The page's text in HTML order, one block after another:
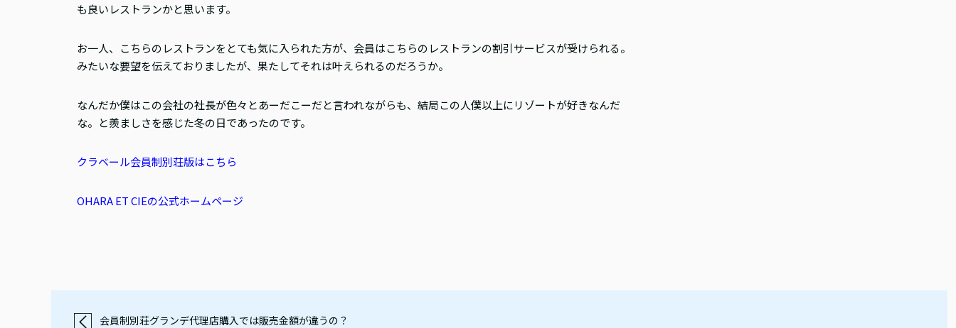
も良いレストランかと思います。
お一人、こちらのレストランをとても気に入られた方が、会員はこちらのレストランの割引サービスが受けられる。
みたいな要望を伝えておりましたが、果たしてそれは叶えられるのだろうか。
なんだか僕はこの会社の社長が色々とあーだこーだと言われながらも、結局この人僕以上にリゾートが好きなんだ
な。と羨ましさを感じた冬の日であったのです。
クラベール会員制別荘版はこちら
OHARA ET CIEの公式ホームページ
会員制別荘グランデ代理店購入では販売金額が違うの？